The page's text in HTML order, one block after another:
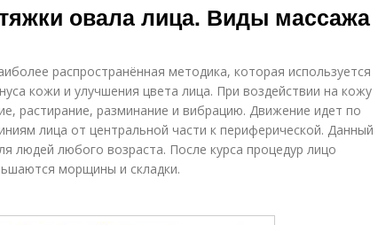
женщин
лица
овала лица. Виды массажа
распространённая методика, которая используется
кожи и улучшения цвета лица. При воздействии на кожу
растирание, разминание и вибрацию. Движение идет по
лица от центральной части к периферической. Данный
людей любого возраста. После курса процедур лицо
морщины и складки.